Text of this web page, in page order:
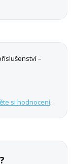
–
si hodnocení.